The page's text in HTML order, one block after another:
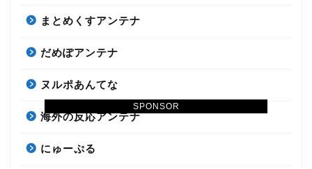
SPONSOR
まとめくすアンテナ
だめぽアンテナ
ヌルポあんてな
海外の反応アンテナ
にゅーぷる